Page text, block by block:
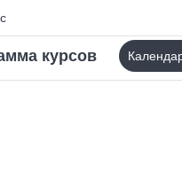
курсов